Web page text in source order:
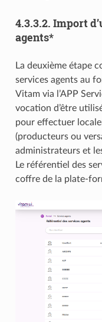
4.3.3.2. Import
agents*
La deuxième étape
services agents au
Vitam via l’APP
vocation d’être
pour effectuer
(producteurs ou
administrateurs et
Le référentiel des
coffre de la plate-